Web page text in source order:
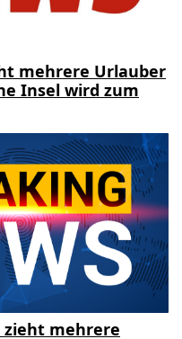
mehrere Urlauber
Insel wird zum
zieht mehrere